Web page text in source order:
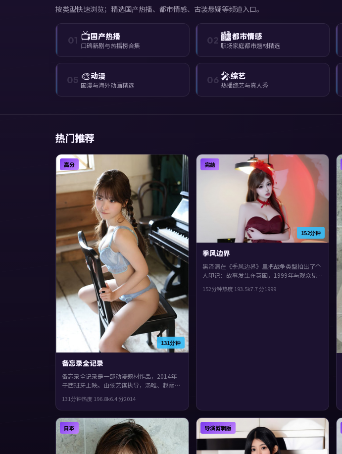
按类型快速浏览；精选国产热播、都市情感、古装悬疑等频道入口。
01 📺国产热播
口碑新剧与热播榜合集 02 🏙️都市情感
职场家庭都市题材精选
05 🎨动漫
国漫与海外动画精选 06 🎤综艺
热播综艺与真人秀
热门推荐
131分钟
高分
备忘录全记录
备忘录全记录是一部动漫题材作品，2014年
于西班牙上映。由张艺谋执导，汤唯、赵丽
载体，片尾余味很足。
131分钟热度 196.8k6.4分2014
152分钟
完结
季风边界
黑泽清在《季风边界》里把战争类型拍出了个
人印记：故事发生在英国，1999年与观众见
局留白，给观众回味与讨论空间，观感紧凑，
152分钟热度 193.5k7.7分1999
日本 导演剪辑版